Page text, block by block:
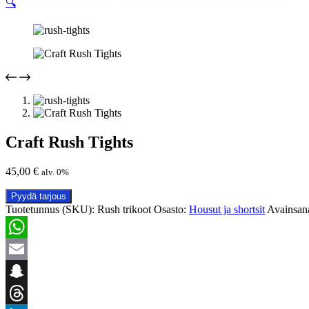
🔍
Craft Rush Tights
45,00 € alv. 0%
Pyydä tarjous
Tuotetunnus (SKU): Rush trikoot Osasto: Housut ja shortsit
WhatsApp
Email
Snapchat